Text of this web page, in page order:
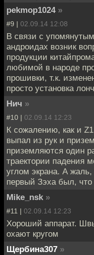
pekmop1024 »
#9 | 02.09.14 12:08
В связи с
андроидах возник
продукции
любимой в народе
прошивки, т.к.
просто установка
Нич »
#10 | 02.09.14 12:23
К сожалению, как и
выпал из рук и
приземляются один
траектории падения
углом экрана. А
первый Зэха был, что
Mike_nsk »
#11 | 02.09.14 12:23
Хороший аппарат.
охают кругом
Щербина307 »